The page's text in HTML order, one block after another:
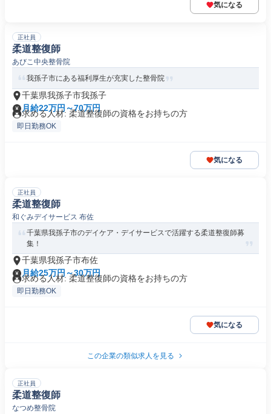
気になる
正社員
柔道整復師
あびこ中央整骨院
我孫子市にある福利厚生が充実した整骨院
千葉県我孫子市我孫子
月給22万円～70万円
求める人材: 柔道整復師の資格をお持ちの方
即日勤務OK
気になる
正社員
柔道整復師
和ぐみデイサービス 布佐
千葉県我孫子市のデイケア・デイサービスで活躍する柔道整復師募
集！
千葉県我孫子市布佐
月給25万円～30万円
求める人材: 柔道整復師の資格をお持ちの方
即日勤務OK
気になる
この企業の類似求人を見る
正社員
柔道整復師
なつめ整骨院